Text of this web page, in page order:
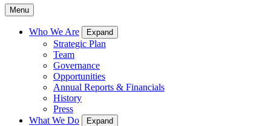
Menu
Who We Are Expand
Strategic Plan
Team
Governance
Opportunities
Annual Reports & Financials
History
Press
What We Do
Expand